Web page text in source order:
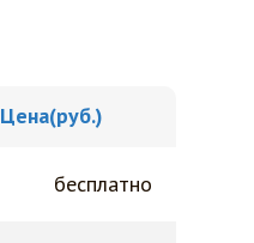
Цена(руб.)
бесплатно